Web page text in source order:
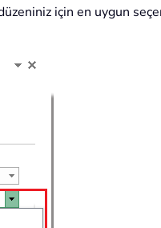
için en uygun